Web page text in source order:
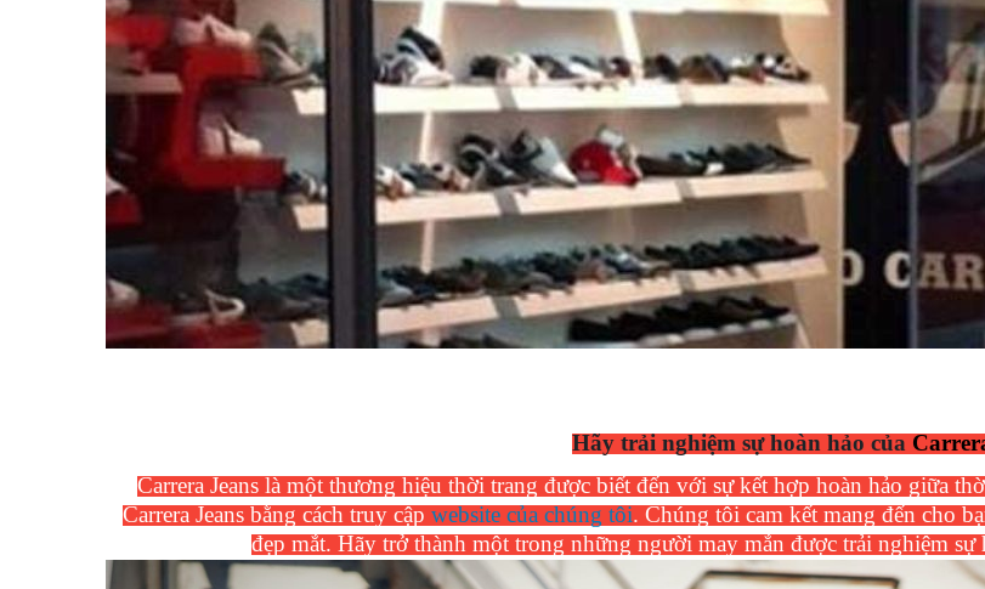
Hãy trải nghiệm sự hoàn hảo của
Carrera Jeans là một thương hiệu thời trang được biết đến với sự kết hợp hoàn hảo giữa
Carrera Jeans bằng cách truy cập website của chúng tôi. Chúng tôi cam kết mang đến cho
đẹp mắt. Hãy trở thành một trong những người may mắn được trải nghiệm sự